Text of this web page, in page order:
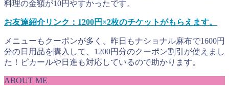
料理の金額が10円やすかったです。
お友達紹介リンク：1200円×2枚のチケットがもらえます。
メニューもクーポンが多く、昨日もナショナル麻布で1600円
分の日用品を購入して、1200円分のクーポン割引が使えまし
た！ピカールや日進も対応しているので助かります。
ABOUT ME